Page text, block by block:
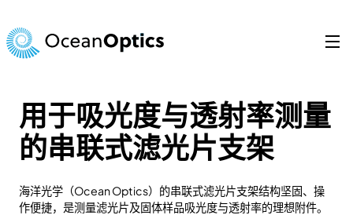
for:
至
内
用于吸光度与透射率测量
的串联式滤光片支架
海洋光学（Ocean Optics）的串联式滤光片支架结构坚固、操
作便捷，是测量滤光片及固体样品吸光度与透射率的理想附件。